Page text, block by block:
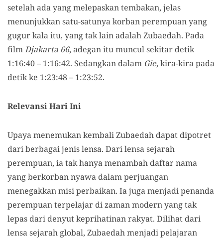
setelah ada yang melepaskan tembakan, jelas
menunjukkan satu-satunya korban perempuan yang
gugur kala itu, yang tak lain adalah Zubaedah. Pada
filmDjakarta 66, adegan itu muncul sekitar detik
1:16:40 – 1:16:42. Sedangkan dalam Gie, kira-kira pada
detik ke 1:23:48 – 1:23:52.
Relevansi Hari Ini
Upaya menemukan kembali Zubaedah dapat dipotret
dari berbagai jenis lensa. Dari lensa sejarah
perempuan, ia tak hanya menambah daftar nama
yang berkorban nyawa dalam perjuangan
menegakkan misi perbaikan. Ia juga menjadi penanda
perempuan terpelajar di zaman modern yang tak
lepas dari denyut keprihatinan rakyat. Dilihat dari
lensa sejarah global, Zubaedah menjadi pelajaran